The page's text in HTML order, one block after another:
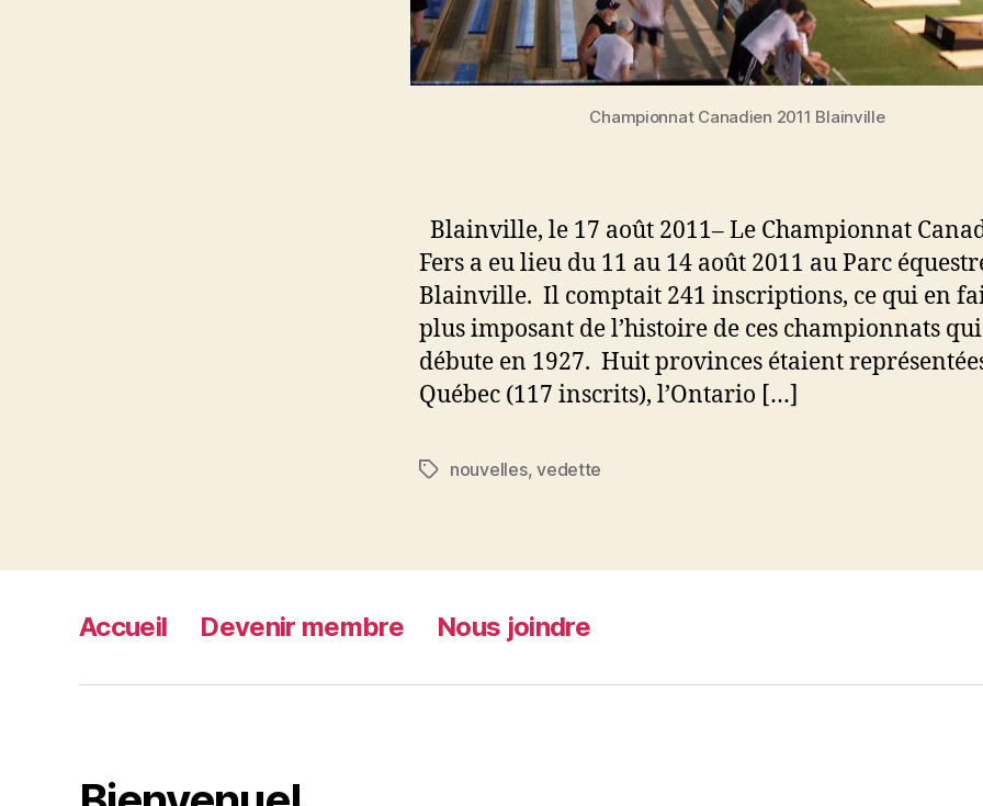
Championnat Canadien 2011 Blainville
Blainville, le 17 août 2011– Le Championnat
Fers a eu lieu du 11 au 14 août 2011 au Parc
Blainville. Il comptait 241 inscriptions, ce qui en
plus imposant de l’histoire de ces championnats qui
débute en 1927. Huit provinces étaient
Québec (117 inscrits), l’Ontario […]
Étiquettes
nouvelles,vedette
Accueil Devenir membre Nous joindre